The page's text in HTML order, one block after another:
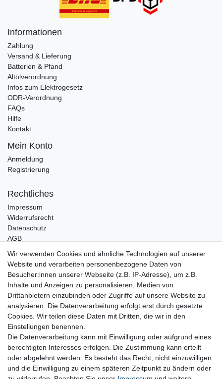
Informationen
Zahlung
Versand & Lieferung
Batterien & Pfand
Altölverordnung
Infos zum Elektrogesetz
ODR-Verordnung
FAQs
Hilfe
Kontakt
Mein Konto
Anmeldung
Registrierung
Rechtliches
Impressum
Widerrufsrecht
Datenschutz
AGB
Bleibt Sie auf dem Laufenden ...
E-MAIL **
Newsletter
Honig
Hiermit bestätige ich, dass ich dieDaten­schutz­erklärunggelesen habe. Meine
Einwilligung kann ich jederzeit widerrufen.**
** Hierbei handelt es sich um ein Pflichtfeld.
Wir verwenden Cookies und ähnliche Technologien auf unserer
Website und verarbeiten personenbezogene Daten von
Besucher:innen unserer Webseite (z.B. IP-Adresse), um z.B.
Inhalte und Anzeigen zu personalisieren, Medien von
Drittanbietern einzubinden oder Zugriffe auf unsere Website zu
analysieren. Die Datenverarbeitung erfolgt erst durch gesetzte
Cookies. Wir teilen diese Daten mit Dritten, die wir in den
Einstellungen benennen.
Die Datenverarbeitung kann mit Einwilligung oder aufgrund eines
berechtigten Interesses erfolgen. Die Zustimmung kann erteilt
oder abgelehnt werden. Es besteht das Recht, nicht einzuwilligen
und die Einwilligung zu einem späteren Zeitpunkt zu ändern oder